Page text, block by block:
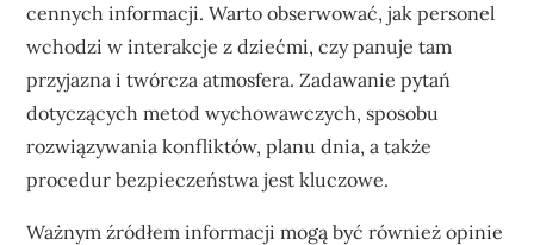
cennych informacji. Warto obserwować, jak personel
wchodzi w interakcje z dziećmi, czy panuje tam
przyjazna i twórcza atmosfera. Zadawanie pytań
dotyczących metod wychowawczych, sposobu
rozwiązywania konfliktów, planu dnia, a także
procedur bezpieczeństwa jest kluczowe.
Ważnym źródłem informacji mogą być również opinie